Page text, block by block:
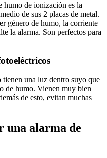
humo de ionización es la
de sus 2 placas de metal.
género de humo, la corriente
la alarma. Son perfectos para
tienen una luz dentro suyo que
de humo. Vienen muy bien
de esto, evitan muchas
una alarma de